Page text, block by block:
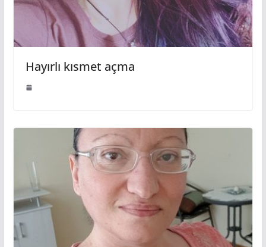
Hayırlı kısmet açma